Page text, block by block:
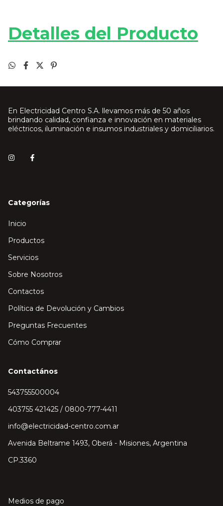
Detalles del Producto
En Electricidad Centro S.A. llevamos más de 50 años
brindando calidad, confianza e innovación en materiales
eléctricos, iluminación e insumos industriales y domiciliarios.
Categorías
Inicio
Productos
Servicios
Sobre Nosotros
Contactos
Política de Devolución y Cambios
Preguntas Frecuentes
Cómo Comprar
Contactános
543755500004
403755 421425 / 0800-777-4411
info@electricidad-centro.com.ar
Avenida Beltrame 1493, Oberá - Misiones, Argentina
CP.3360
Medios de pago